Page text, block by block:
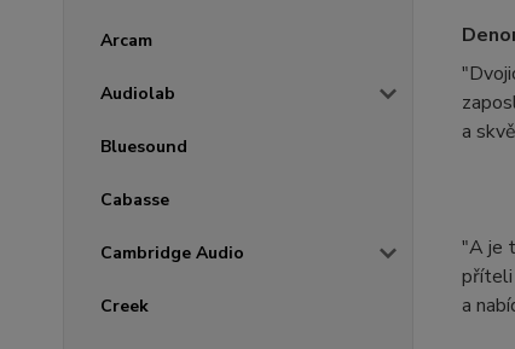
Arcam
Audiolab
Bluesound
Cabasse
Cambridge Audio
Creek
a
"A je
příteli
a